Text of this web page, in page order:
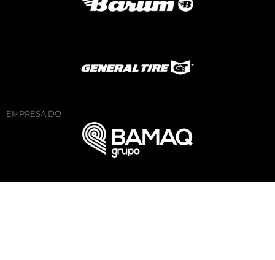
EMPRESA DO